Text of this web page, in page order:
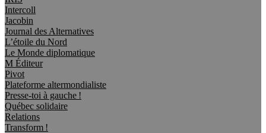
Intercoll
Jacobin
Journal des Alternatives
L’étoile du Nord
Le Monde diplomatique
M Éditeur
Pivot
Plateforme altermondialiste
Presse-toi à gauche !
Québec solidaire
Relations
Transform !